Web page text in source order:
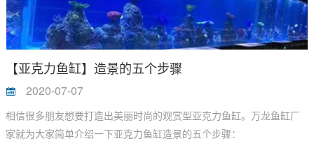
【亚克力鱼缸】造景的五个步骤
2020-07-07
相信很多朋友想要打造出美丽时尚的观赏型亚克力鱼缸。万龙鱼缸厂
家就为大家简单介绍一下亚克力鱼缸造景的五个步骤：